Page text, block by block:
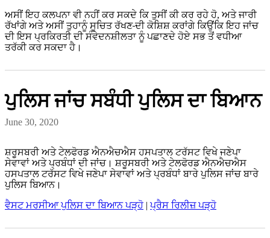
ਅਸੀਂ ਇਹ ਕਲਪਨਾ ਵੀ ਨਹੀਂ ਕਰ ਸਕਦੇ ਕਿ ਤੁਸੀਂ ਕੀ ਕਰ ਰਹੇ ਹੋ, ਅਤੇ ਜਾਰੀ
ਰੱਖਾਂਗੇ ਅਤੇ ਅਸੀਂ ਤੁਹਾਨੂੰ ਸੂਚਿਤ ਰੱਖਣ ਦੀ ਕੋਸ਼ਿਸ਼ ਕਰਾਂਗੇ ਕਿਉਂਕਿ ਇਹ ਜਾਂਚ
ਦੀ ਇਸ ਪ੍ਰਕਿਰਤੀ ਦੀ ਸੰਵੇਦਨਸ਼ੀਲਤਾ ਨੂੰ ਪਛਾਣਦੇ ਹੋਏ ਸਭ ਤੋਂ ਵਧੀਆ
ਤਰੱਕੀ ਕਰ ਸਕਦਾ ਹੈ।
ਪੁਲਿਸ ਜਾਂਚ ਸਬੰਧੀ ਪੁਲਿਸ ਦਾ ਬਿਆਨ
June 30, 2020
ਸ਼ਰੂਸਬਰੀ ਅਤੇ ਟੇਲਫੋਰਡ ਐਨਐਚਐਸ ਹਸਪਤਾਲ ਟਰੱਸਟ ਵਿਖੇ ਜਣੇਪਾ
ਸੇਵਾਵਾਂ ਅਤੇ ਪ੍ਰਬੰਧਾਂ ਦੀ ਜਾਂਚ। ਸ਼ਰੂਸਬਰੀ ਅਤੇ ਟੇਲਫੋਰਡ ਐਨਐਚਐਸ
ਹਸਪਤਾਲ ਟਰੱਸਟ ਵਿਖੇ ਜਣੇਪਾ ਸੇਵਾਵਾਂ ਅਤੇ ਪ੍ਰਬੰਧਾਂ ਬਾਰੇ ਪੁਲਿਸ ਜਾਂਚ ਬਾਰੇ
ਪੁਲਿਸ ਬਿਆਨ।
ਵੈਸਟ ਮਰਸੀਆ ਪੁਲਿਸ ਦਾ ਬਿਆਨ ਪੜ੍ਹੋ |ਪ੍ਰੈਸ ਰਿਲੀਜ਼ ਪੜ੍ਹੋ